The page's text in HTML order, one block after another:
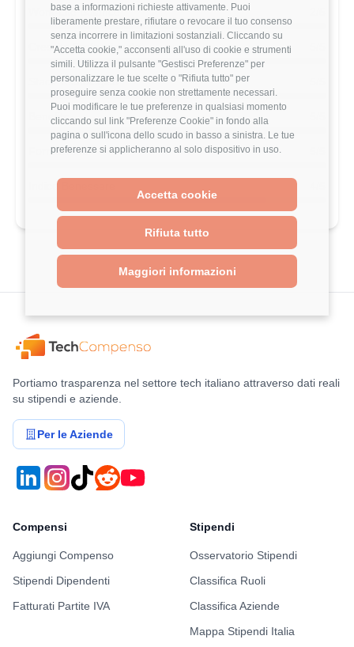
base a informazioni richieste attivamente. Puoi
liberamente prestare, rifiutare o revocare il tuo consenso
senza incorrere in limitazioni sostanziali. Cliccando su
"Accetta cookie," acconsenti all'uso di cookie e strumenti
simili. Utilizza il pulsante "Gestisci Preferenze" per
personalizzare le tue scelte o "Rifiuta tutto" per
proseguire senza cookie non strettamente necessari.
Puoi modificare le tue preferenze in qualsiasi momento
cliccando sul link "Preferenze Cookie" in fondo alla
pagina o sull'icona dello scudo in basso a sinistra. Le tue
preferenze si applicheranno al solo dispositivo in uso.
Accetta cookie
Rifiuta tutto
Maggiori informazioni
Work-Life Balance
Crescita Professionale
Stack Tecnologico
Benefits
Formazione
Indice Benessere
Portiamo trasparenza nel settore tech italiano attraverso dati reali
su stipendi e aziende.
Per le Aziende
Compensi
Aggiungi Compenso
Stipendi Dipendenti
Fatturati Partite IVA
Stipendi
Osservatorio Stipendi
Classifica Ruoli
Classifica Aziende
Mappa Stipendi Italia